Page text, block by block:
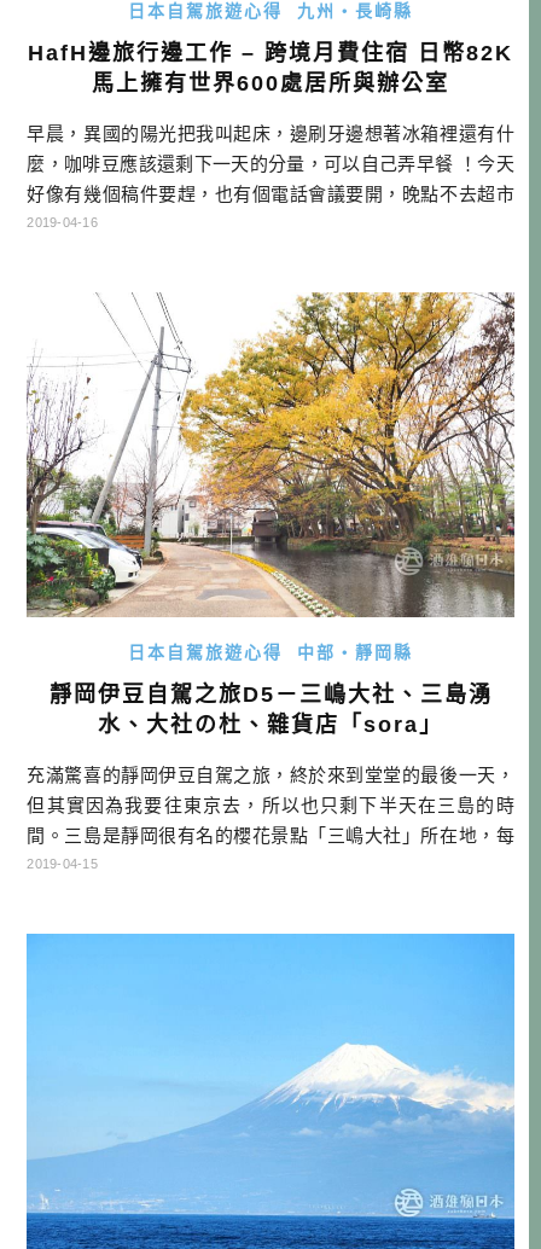
日本自駕旅遊心得 九州・長崎縣
HafH邊旅行邊工作 – 跨境月費住宿 日幣82K
馬上擁有世界600處居所與辦公室
早晨，異國的陽光把我叫起床，邊刷牙邊想著冰箱裡還有什
麼，咖啡豆應該還剩下一天的分量，可以自己弄早餐 ！今天
好像有幾個稿件要趕，也有個電話會議要開，晚點不去超市
買氣泡水的話，晚上就沒有調酒可以喝了。不過在那之前，
個人的夢想與目標。自從把寫作納入我的事業版圖之後，深
深覺得一直窩在家裡不是辦法。畢 […]…
2019-04-16
日本自駕旅遊心得 中部・靜岡縣
靜岡伊豆自駕之旅D5－三嶋大社、三島湧
水、大社の杜、雜貨店「sora」
充滿驚喜的靜岡伊豆自駕之旅，終於來到堂堂的最後一天，
但其實因為我要往東京去，所以也只剩下半天在三島的時
間。三島是靜岡很有名的櫻花景點「三嶋大社」所在地，每
年春天都是非常熱鬧，不過因為是冬天前來，所以顯得較寧
2019-04-15